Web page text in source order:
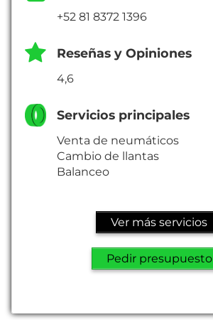
+52 81 8372 1396
Reseñas y Opiniones
4,6
Servicios principales
Venta de neumáticos
Cambio de llantas
Balanceo
Ver más servicios
Pedir presupuesto